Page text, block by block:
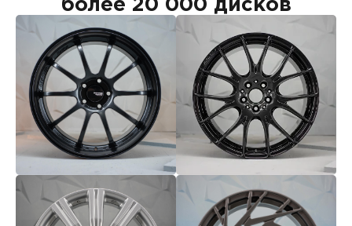
более 20 000 дисков